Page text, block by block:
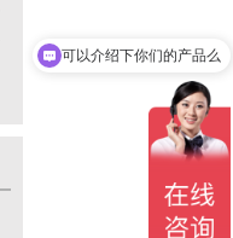
可以介绍下你们的产品么